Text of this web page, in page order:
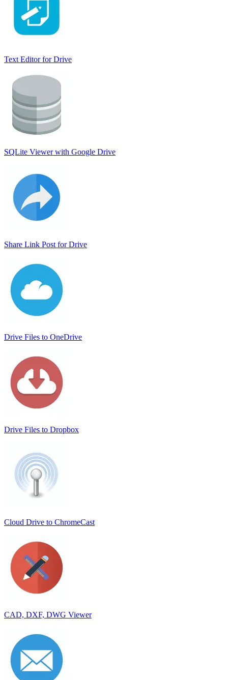
Text Editor for Drive
SQLite Viewer with Google Drive
Share Link Post for Drive
Drive Files to OneDrive
Drive Files to Dropbox
Cloud Drive to ChromeCast
CAD, DXF, DWG Viewer